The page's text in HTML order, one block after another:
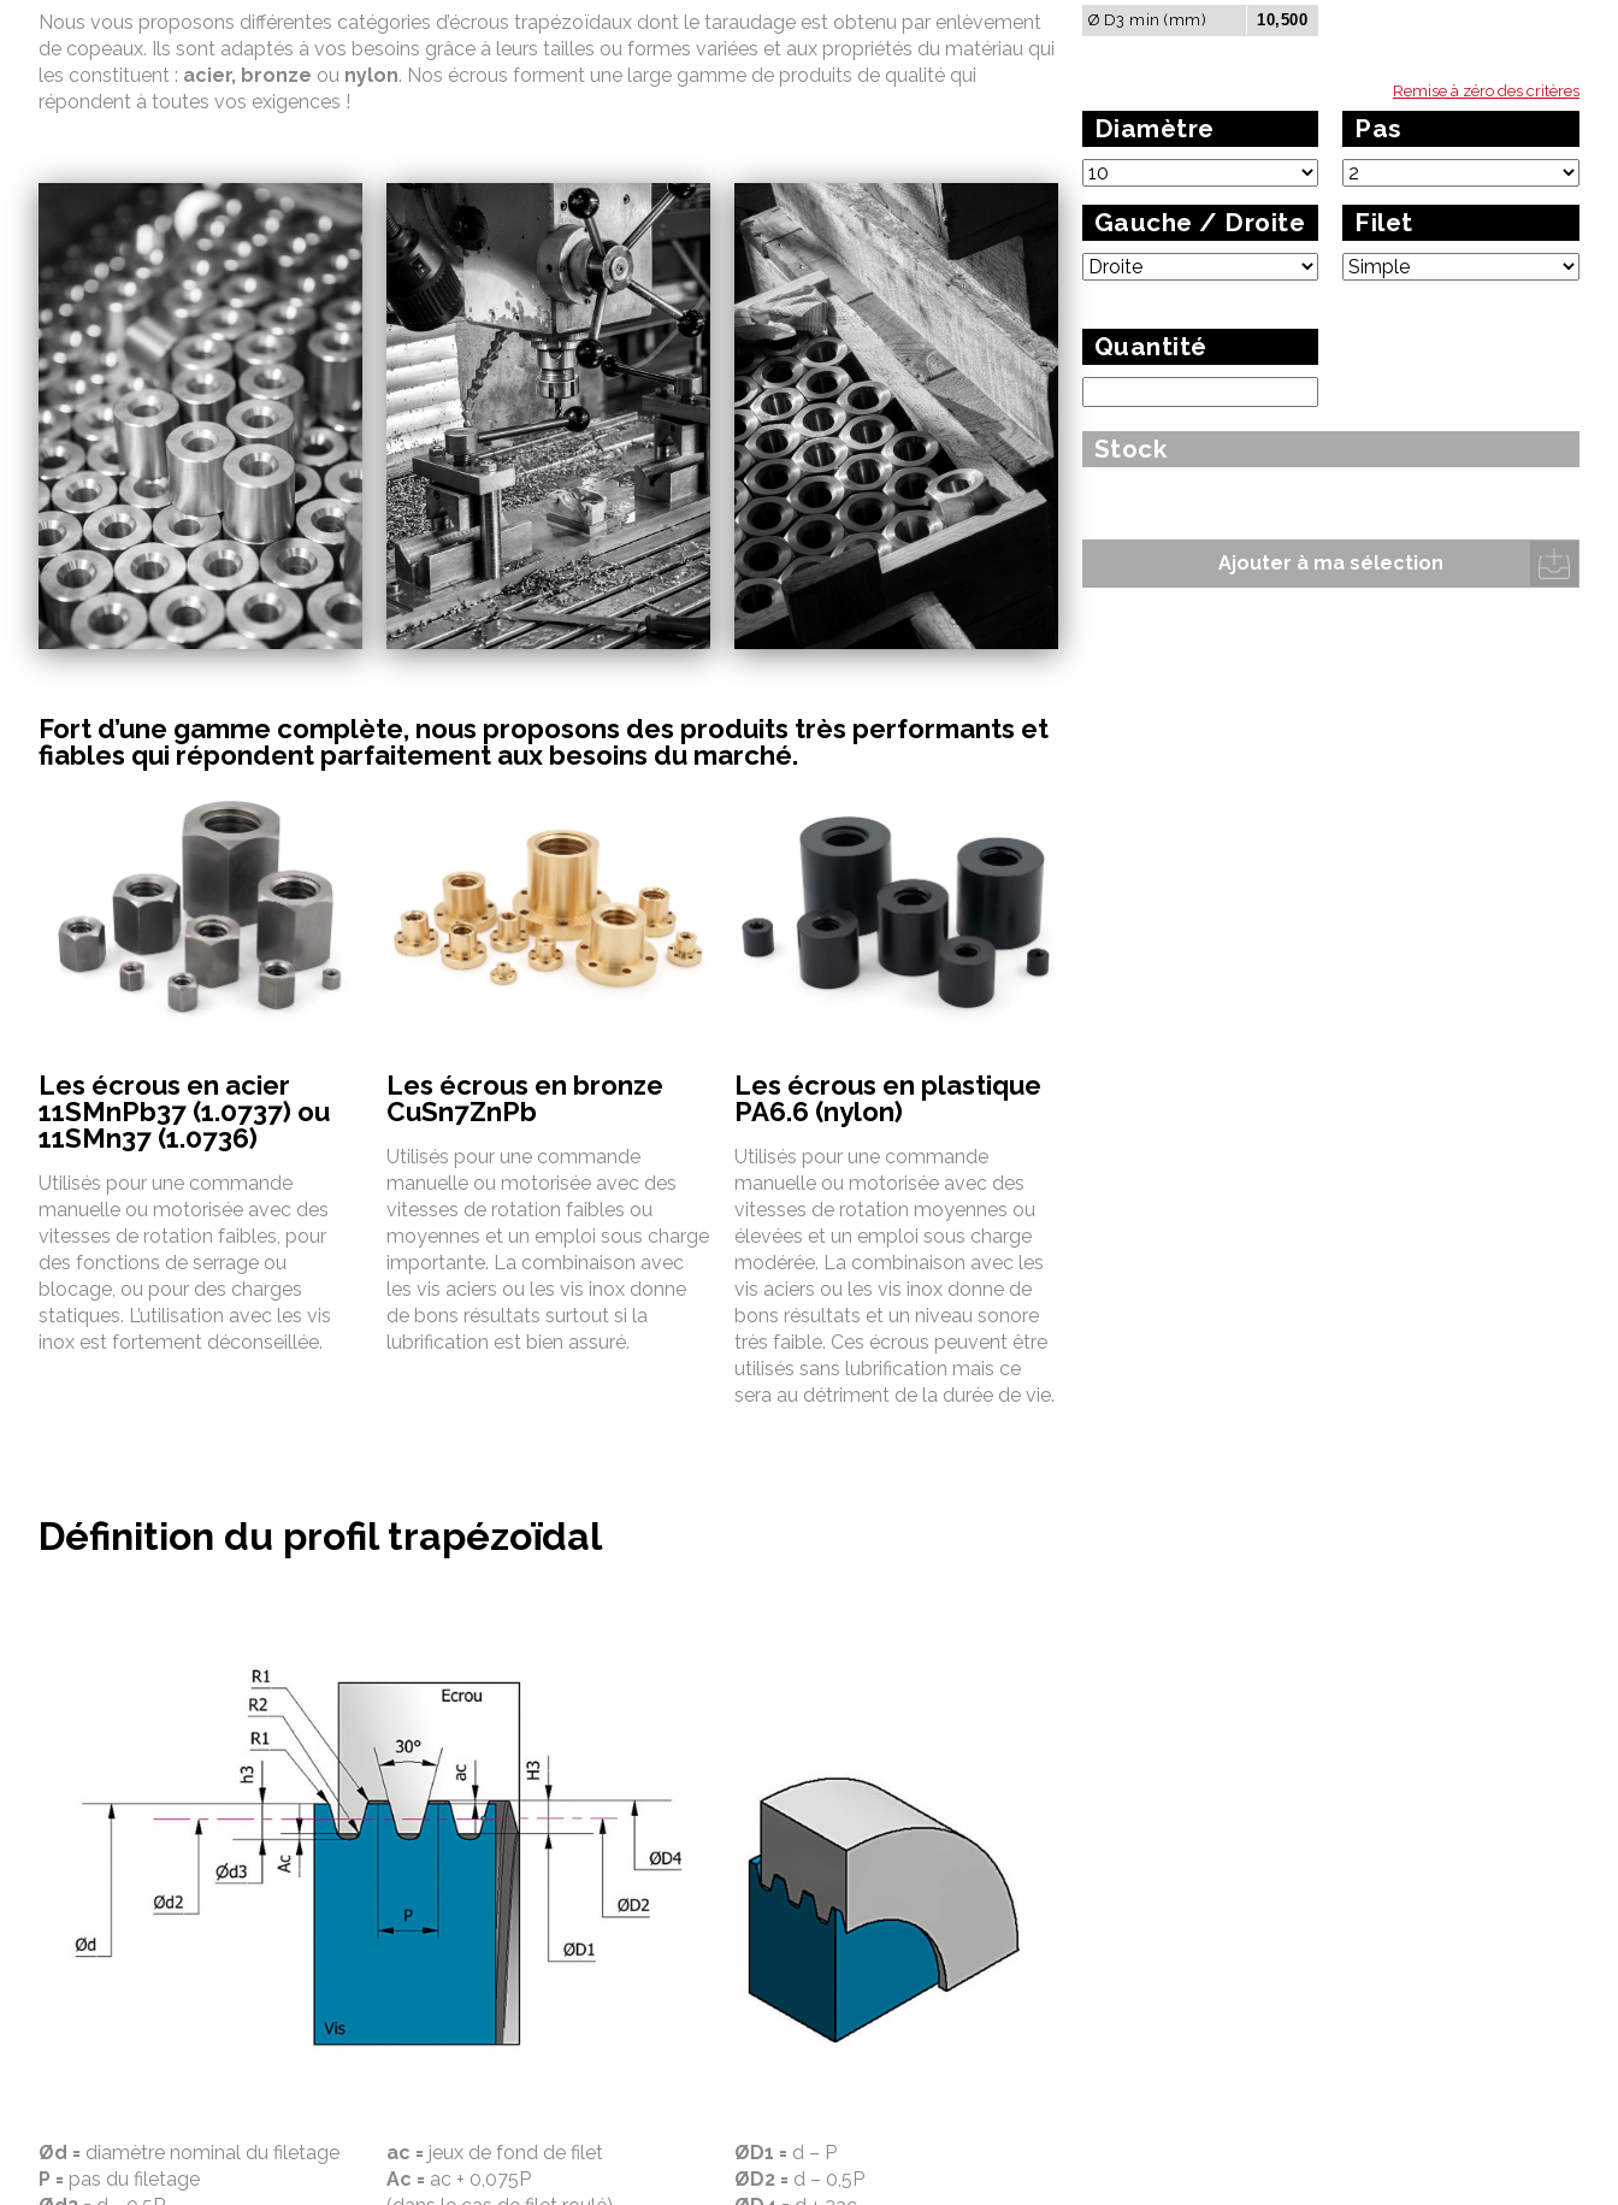
Nous vous proposons différentes catégories d’écrous trapézoïdaux dont le taraudage est obtenu par enlèvement
de copeaux. Ils sont adaptés à vos besoins grâce à leurs tailles ou formes variées et aux propriétés du matériau qui
les constituent : acier, bronze ou nylon. Nos écrous forment une large gamme de produits de qualité qui
répondent à toutes vos exigences !
Fort d’une gamme complète, nous proposons des produits très performants et
fiables qui répondent parfaitement aux besoins du marché.
Les écrous en acier
11SMnPb37 (1.0737) ou
11SMn37 (1.0736)
Utilisés pour une commande
manuelle ou motorisée avec des
vitesses de rotation faibles, pour
des fonctions de serrage ou
blocage, ou pour des charges
statiques. L’utilisation avec les vis
inox est fortement déconseillée.
Les écrous en bronze
CuSn7ZnPb
Utilisés pour une commande
manuelle ou motorisée avec des
vitesses de rotation faibles ou
moyennes et un emploi sous charge
importante. La combinaison avec
les vis aciers ou les vis inox donne
de bons résultats surtout si la
lubrification est bien assuré.
Les écrous en plastique
PA6.6 (nylon)
Utilisés pour une commande
manuelle ou motorisée avec des
vitesses de rotation moyennes ou
élevées et un emploi sous charge
modérée. La combinaison avec les
vis aciers ou les vis inox donne de
bons résultats et un niveau sonore
très faible. Ces écrous peuvent être
utilisés sans lubrification mais ce
sera au détriment de la durée de vie.
Définition du profil trapézoïdal
Ød = diamètre nominal du filetage
P = pas du filetage
ac = jeux de fond de filet
Ac = ac + 0,075P
ØD1 = d – P
ØD2 = d – 0,5P
Ø D3 min (mm)
10,500
Remise à zéro des critères
Diamètre Pas
Gauche / Droite Filet
Quantité
Stock
Ajouter à ma sélection